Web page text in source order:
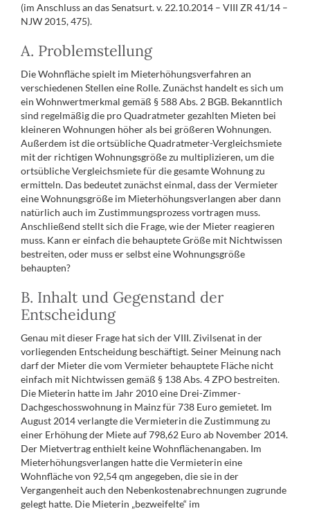
(im Anschluss an das Senatsurt. v. 22.10.2014 – VIII ZR 41/14 –
NJW 2015, 475).
A. Problemstellung
Die Wohnfläche spielt im Mieterhöhungsverfahren an
verschiedenen Stellen eine Rolle. Zunächst handelt es sich um
ein Wohnwertmerkmal gemäß § 588 Abs. 2 BGB. Bekanntlich
sind regelmäßig die pro Quadratmeter gezahlten Mieten bei
kleineren Wohnungen höher als bei größeren Wohnungen.
Außerdem ist die ortsübliche Quadratmeter-Vergleichsmiete
mit der richtigen Wohnungsgröße zu multiplizieren, um die
ortsübliche Vergleichsmiete für die gesamte Wohnung zu
ermitteln. Das bedeutet zunächst einmal, dass der Vermieter
eine Wohnungsgröße im Mieterhöhungsverlangen aber dann
natürlich auch im Zustimmungsprozess vortragen muss.
Anschließend stellt sich die Frage, wie der Mieter reagieren
muss. Kann er einfach die behauptete Größe mit Nichtwissen
bestreiten, oder muss er selbst eine Wohnungsgröße
behaupten?
B. Inhalt und Gegenstand der
Entscheidung
Genau mit dieser Frage hat sich der VIII. Zivilsenat in der
vorliegenden Entscheidung beschäftigt. Seiner Meinung nach
darf der Mieter die vom Vermieter behauptete Fläche nicht
einfach mit Nichtwissen gemäß § 138 Abs. 4 ZPO bestreiten.
Die Mieterin hatte im Jahr 2010 eine Drei-Zimmer-
Dachgeschosswohnung in Mainz für 738 Euro gemietet. Im
August 2014 verlangte die Vermieterin die Zustimmung zu
einer Erhöhung der Miete auf 798,62 Euro ab November 2014.
Der Mietvertrag enthielt keine Wohnflächenangaben. Im
Mieterhöhungsverlangen hatte die Vermieterin eine
Wohnfläche von 92,54 qm angegeben, die sie in der
Vergangenheit auch den Nebenkostenabrechnungen zugrunde
gelegt hatte. Die Mieterin „bezweifelte“ im